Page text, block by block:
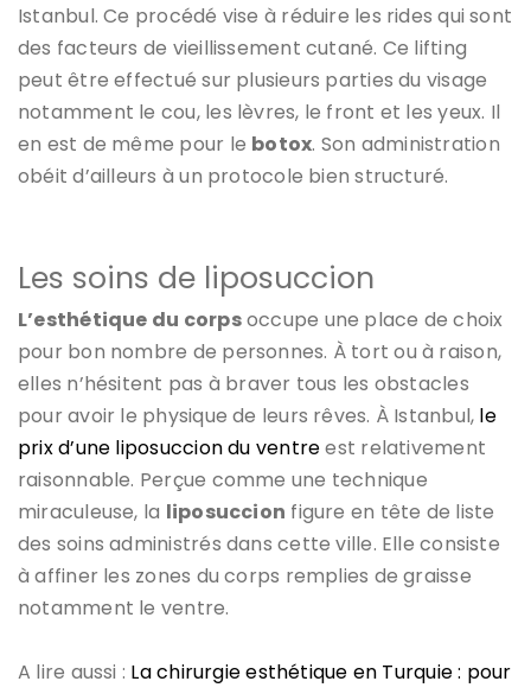
Istanbul. Ce procédé vise à réduire les rides qui sont
des facteurs de vieillissement cutané. Ce lifting
peut être effectué sur plusieurs parties du visage
notamment le cou, les lèvres, le front et les yeux. Il
en est de même pour le botox. Son administration
obéit d’ailleurs à un protocole bien structuré.
Les soins de liposuccion
L’esthétique du corpsoccupe une place de choix
pour bon nombre de personnes. À tort ou à raison,
elles n’hésitent pas à braver tous les obstacles
pour avoir le physique de leurs rêves. À Istanbul, le
prix d’une liposuccion du ventreest relativement
raisonnable. Perçue comme une technique
miraculeuse, la liposuccion figure en tête de liste
des soins administrés dans cette ville. Elle consiste
à affiner les zones du corps remplies de graisse
notamment le ventre.
A lire aussi : La chirurgie esthétique en Turquie : pour